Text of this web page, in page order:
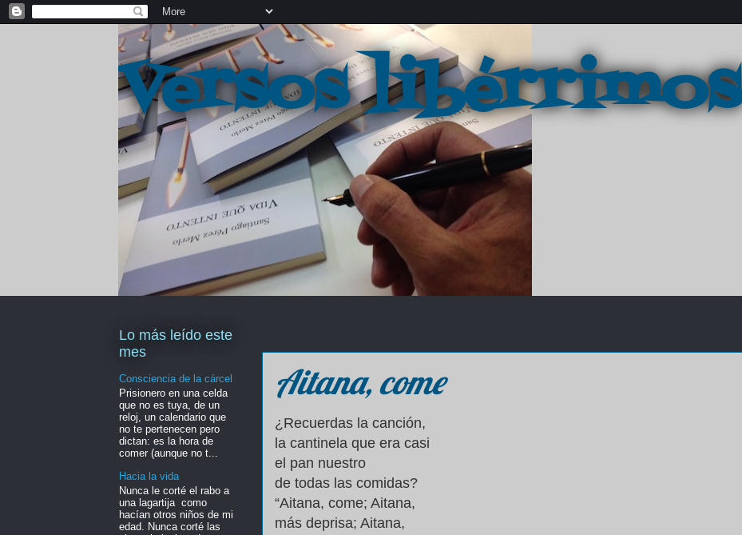
Versos libérrimos
Aitana, come
¿Recuerdas la canción,
la cantinela que era casi
el pan nuestro
de todas las comidas?
“Aitana, come; Aitana,
más deprisa; Aitana,
Lo más leído este
mes
Consciencia de la cárcel
Prisionero en una celda
que no es tuya, de un
reloj, un calendario que
no te pertenecen pero
dictan: es la hora de
comer (aunque no t...
Hacia la vida
Nunca le corté el rabo a
una lagartija como
hacían otros niños de mi
edad. Nunca corté las